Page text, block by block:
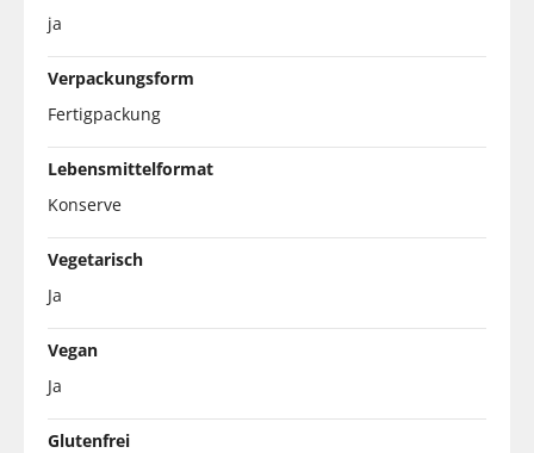
ja
Verpackungsform
Fertigpackung
Lebensmittelformat
Konserve
Vegetarisch
Ja
Vegan
Ja
Glutenfrei